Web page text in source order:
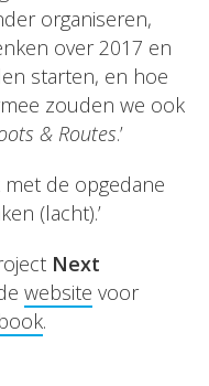
organiseren,
over 2017 en
starten, en hoe
zouden we ook
& Routes.’
met de opgedane
(lacht).’
Next
website voor
.